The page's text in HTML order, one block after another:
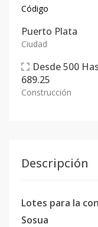
Código
Puerto Plata
Ciudad
Desde500
689.25
Construcción
Descripción
Lotes para la
Sosua